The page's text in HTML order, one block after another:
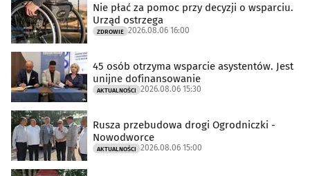
Nie płać za pomoc przy decyzji o wsparciu.
Urząd ostrzega
ZDROWIE 2026.08.06 16:00
45 osób otrzyma wsparcie asystentów. Jest
unijne dofinansowanie
AKTUALNOŚCI 2026.08.06 15:30
Rusza przebudowa drogi Ogrodniczki -
Nowodworce
AKTUALNOŚCI 2026.08.06 15:00